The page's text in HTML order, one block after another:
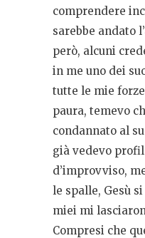
comprendere
sarebbe andato
però, alcuni
in me uno dei
tutte le mie
paura, temevo
condannato al
già vedevo
d’improvviso,
le spalle, Gesù
miei mi
Compresi che